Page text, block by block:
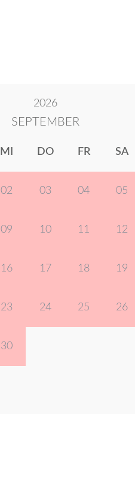
2026
SEPTEMBER
MI DO FR SA
02 03 04 05
09 10 11 12
16 17 18 19
23 24 25 26
30